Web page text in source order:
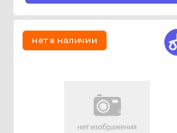
нет в наличии